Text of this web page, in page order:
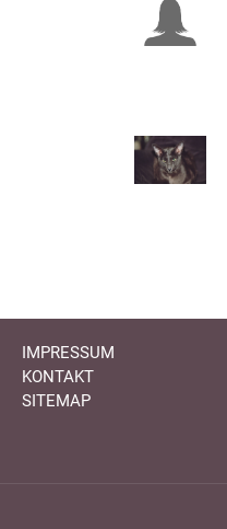
IMPRESSUM
KONTAKT
SITEMAP